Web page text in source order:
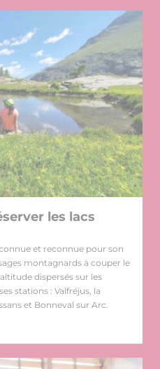
les lacs
et reconnue pour son
montagnards à couper le
dispersés sur les
stations : Valfréjus, la
et Bonneval sur Arc.